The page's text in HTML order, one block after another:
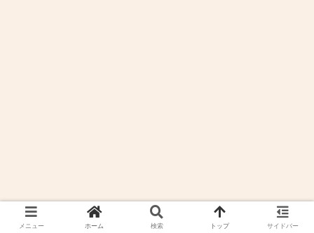
メニュー ホーム 検索 トップ サイドバー